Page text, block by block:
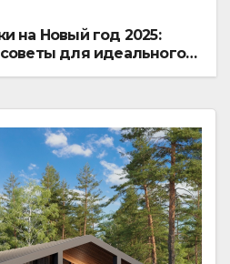
на Новый год 2025:
для идеального